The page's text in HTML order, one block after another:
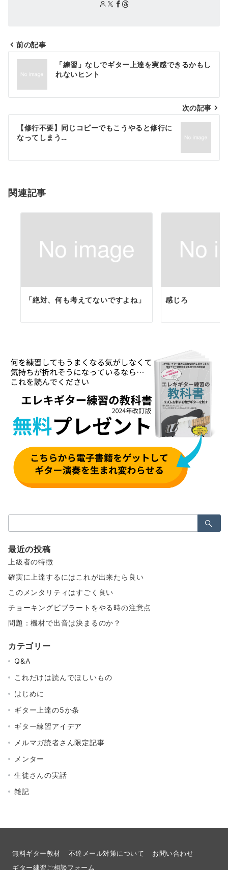
投
ナ
ビ
シ
ン
前の記事
「練習」なしでギター上達を実感できるかもし
れないヒント
次の記事
【修行不要】同じコピーでもこうやると修行に
なってしまう…
関連記事
「絶対、何も考えてないですよね」 感じろ
索：
最近の投稿
上級者の特徴
確実に上達するにはこれが出来たら良い
このメンタリティはすごく良い
チョーキングビブラートをやる時の注意点
問題：機材で出音は決まるのか？
カテゴリー
Q&A
これだけは読んでほしいもの
はじめに
ギター上達の5か条
ギター練習アイデア
メルマガ読者さん限定記事
メンター
生徒さんの実話
雑記
無料ギター教材 不達メール対策について
お問い合わせ
ギター練習ご相談フォーム